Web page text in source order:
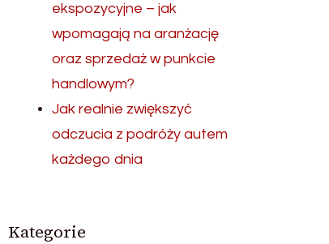
ekspozycyjne – jak
wpomagają na aranżację
oraz sprzedaż w punkcie
handlowym?
Jak realnie zwiększyć
odczucia z podróży autem
każdego dnia
Kategorie